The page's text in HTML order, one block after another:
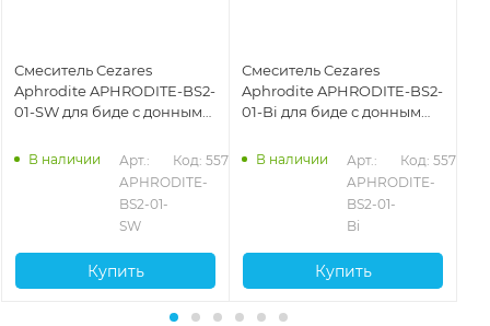
Смеситель Cezares
Aphrodite APHRODITE-BS2-
01-SW для биде с донным
В наличии
Арт.:
APHRODITE-
BS2-01-
SW
Код: 55758
Купить
Смеситель Cezares
Aphrodite APHRODITE-BS2-
01-Bi для биде с донным
В наличии
Арт.:
APHRODITE-
BS2-01-
Bi
Код: 55757
Купить